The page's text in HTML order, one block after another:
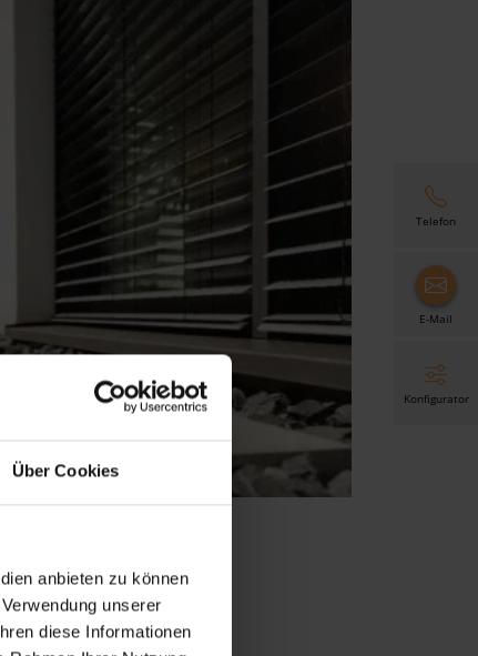
Über Cookies
anbieten zu können
unserer
diese Informationen
Telefon
E-Mail
Konfigurator